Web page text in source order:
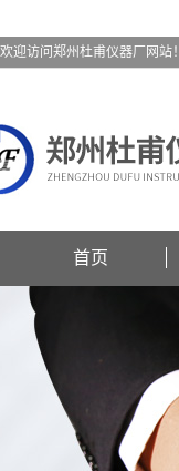
欢迎访问郑州杜甫仪器厂网站！
首页